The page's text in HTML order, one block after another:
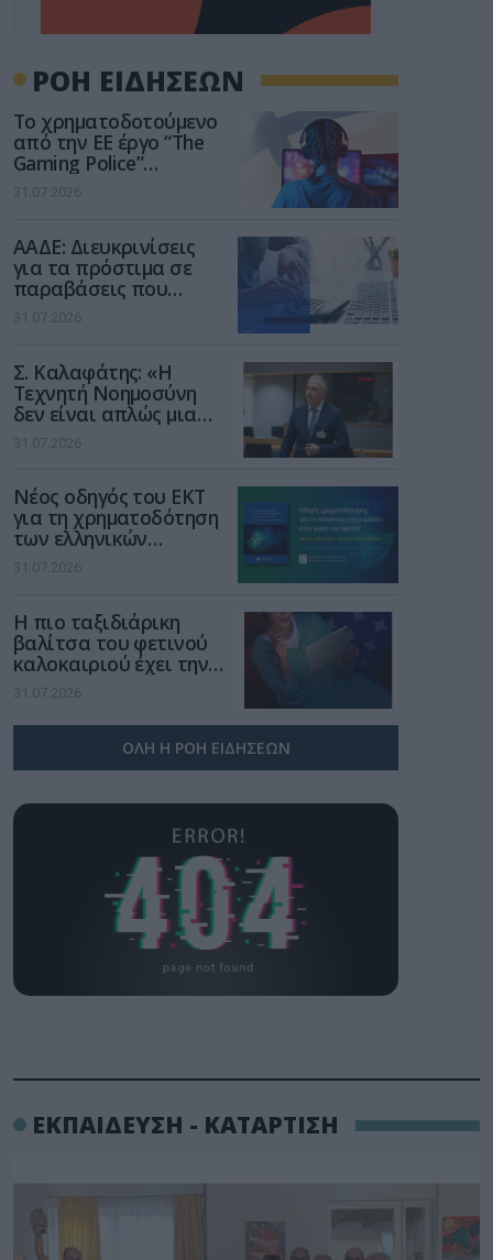
ΡΟΗ ΕΙΔΗΣΕΩΝ
Το χρηματοδοτούμενο
από την ΕΕ έργο “The
Gaming Police”
ενισχύει την ασφάλεια
των παιδιών στο
31.07.2026
ΑΑΔΕ: Διευκρινίσεις
για τα πρόστιμα σε
παραβάσεις που
αφορούν τους ΦΗΜ
31.07.2026
Σ. Καλαφάτης: «Η
Τεχνητή Νοημοσύνη
δεν είναι απλώς μια
νέα τεχνολογία, είναι
μια νέα βιομηχανική
31.07.2026
Νέος οδηγός του ΕΚΤ
για τη χρηματοδότηση
των ελληνικών
επιχειρήσεων στον
χώρο της άμυνας
31.07.2026
Η πιο ταξιδιάρικη
βαλίτσα του φετινού
καλοκαιριού έχει την
υπογραφή της Xiaomi
31.07.2026
ΟΛΗ Η ΡΟΗ ΕΙΔΗΣΕΩΝ
ΕΚΠΑΙΔΕΥΣΗ - ΚΑΤΑΡΤΙΣΗ